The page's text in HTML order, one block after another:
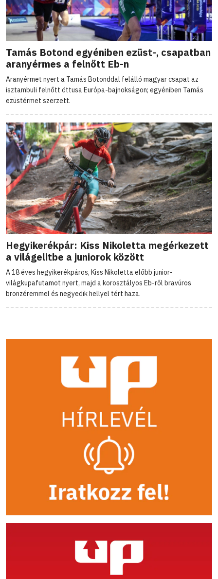
Tamás Botond egyéniben ezüst-, csapatban
aranyérmes a felnőtt Eb-n
Aranyérmet nyert a Tamás Botonddal felálló magyar csapat az
isztambuli felnőtt öttusa Európa-bajnokságon; egyéniben Tamás
ezüstérmet szerzett.
Hegyikerékpár: Kiss Nikoletta megérkezett
a világelitbe a juniorok között
A 18 éves hegyikerékpáros, Kiss Nikoletta előbb junior-
világkupafutamot nyert, majd a korosztályos Eb-ről bravúros
bronzéremmel és negyedik hellyel tért haza.